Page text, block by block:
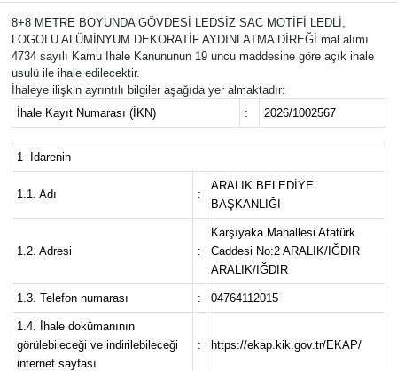
8+8 METRE BOYUNDA GÖVDESİ LEDSİZ SAC MOTİFİ LEDLİ,
LOGOLU ALÜMİNYUM DEKORATİF AYDINLATMA DİREĞİ mal alımı
4734 sayılı Kamu İhale Kanununun 19 uncu maddesine göre açık ihale
usulü ile ihale edilecektir.
İhaleye ilişkin ayrıntılı bilgiler aşağıda yer almaktadır:
İhale Kayıt Numarası (İKN)
: 2026/1002567
1- İdarenin
1.1. Adı :
ARALIK BELEDİYE
BAŞKANLIĞI
1.2. Adresi :
Karşıyaka Mahallesi Atatürk
Caddesi No:2 ARALIK/IĞDIR
ARALIK/IĞDIR
1.3. Telefon numarası : 04764112015
1.4. İhale dokümanının
görülebileceği ve indirilebileceği
internet sayfası
: https://ekap.kik.gov.tr/EKAP/
Son Dakika Haberleri
Haber Arşivi